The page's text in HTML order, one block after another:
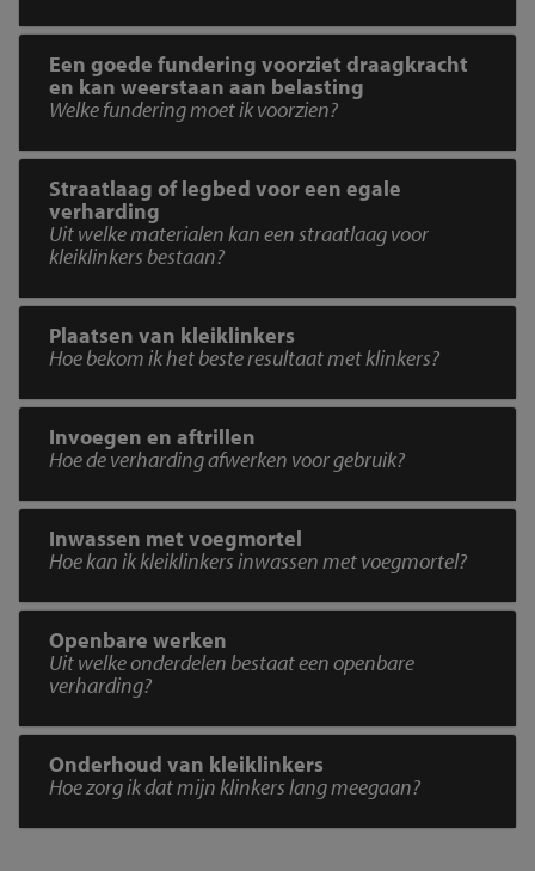
Een goede fundering voorziet draagkracht
en kan weerstaan aan belasting
Welke fundering moet ik voorzien?
Straatlaag of legbed voor een egale
verharding
Uit welke materialen kan een straatlaag voor
kleiklinkers bestaan?
Plaatsen van kleiklinkers
Hoe bekom ik het beste resultaat met klinkers?
Invoegen en aftrillen
Hoe de verharding afwerken voor gebruik?
Inwassen met voegmortel
Hoe kan ik kleiklinkers inwassen met voegmortel?
Openbare werken
Uit welke onderdelen bestaat een openbare
verharding?
Onderhoud van kleiklinkers
Hoe zorg ik dat mijn klinkers lang meegaan?